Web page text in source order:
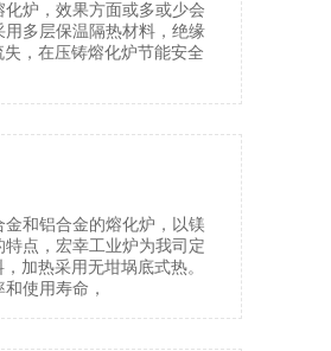
炉，效果方面或多或少会
多层保温隔热材料，绝缘
，在压铸熔化炉节能安全
和铝合金的熔化炉，以镁
点，宏幸工业炉为我司定
加热采用无坩埚底式热。
使用寿命，